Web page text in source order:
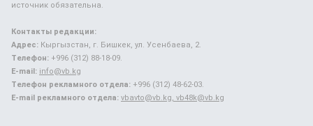
источник обязательна.
Контакты редакции:
Адрес: Кыргызстан, г. Бишкек, ул. Усенбаева, 2.
Телефон: +996 (312) 88-18-09.
E-mail: info@vb.kg
Телефон рекламного отдела: +996 (312) 48-62-03.
E-mail рекламного отдела: vbavto@vb.kg, vb48k@vb.kg